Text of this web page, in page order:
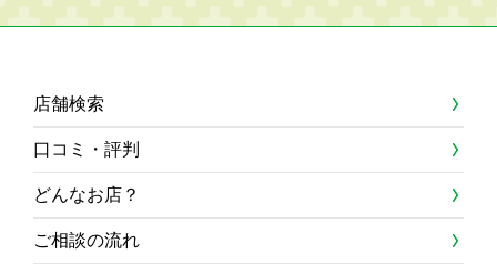
店舗検索
口コミ・評判
どんなお店？
ご相談の流れ